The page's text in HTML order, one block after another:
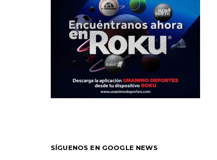
SÍGUENOS EN GOOGLE NEWS